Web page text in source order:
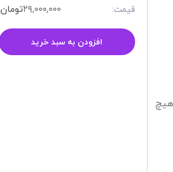
قیمت: ۲۹,۰۰۰,۰۰۰تومان
افزودن به سبد خرید